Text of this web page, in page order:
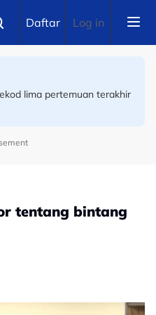
Daftar Log in
permohonan, pasukan
lima pertemuan terakhir
tentang bintang